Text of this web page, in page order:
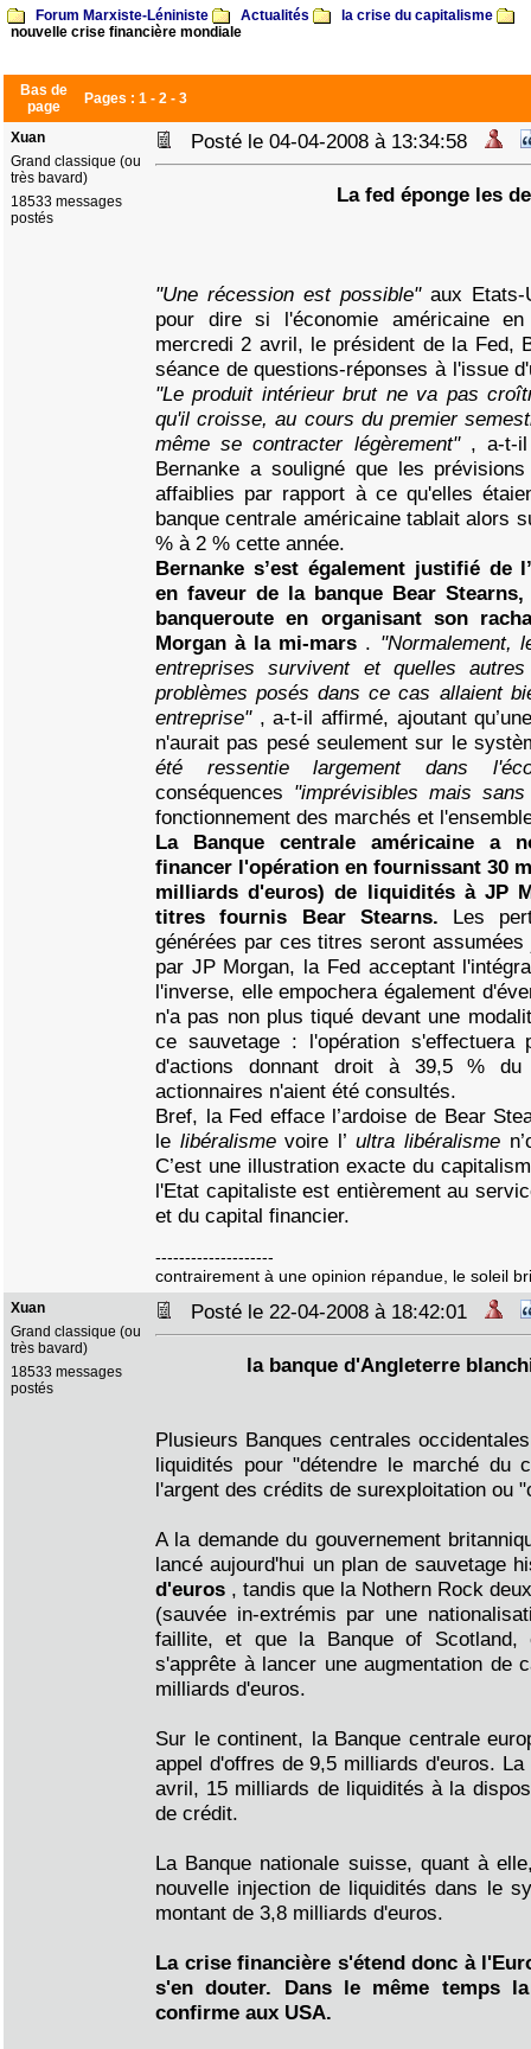
Forum Marxiste-Léniniste Actualités
la crise du capitalisme
nouvelle crise financière mondiale
Bas de
page
Pages : 1 - 2 - 3
Xuan
Grand classique (ou
très bavard)
18533 messages
postés
Posté le 04-04-2008 à 13:34:58
La fed éponge les
"Une récession est possible" aux
pour dire si l'économie américaine
mercredi 2 avril, le président de la Fed,
séance de questions-réponses à l'issue
"Le produit intérieur brut ne va pas
qu'il croisse, au cours du premier
même se contracter légèrement" , a-t-
Bernanke a souligné que les
affaiblies par rapport à ce qu'elles
banque centrale américaine tablait alors
% à 2 % cette année.
Bernanke s’est également justifié de
en faveur de la banque Bear
banqueroute en organisant son
Morgan à la mi-mars . "Normalement,
entreprises survivent et quelles
problèmes posés dans ce cas allaient
entreprise" , a-t-il affirmé, ajoutant
n'aurait pas pesé seulement sur le
été ressentie largement dans
conséquences "imprévisibles mais
fonctionnement des marchés et
La Banque centrale américaine a
financer l'opération en fournissant 30
milliards d'euros) de liquidités à JP
titres fournis Bear Stearns. Les
générées par ces titres seront
par JP Morgan, la Fed acceptant
l'inverse, elle empochera également
n'a pas non plus tiqué devant une
ce sauvetage : l'opération
d'actions donnant droit à 39,5 %
actionnaires n'aient été consultés.
Bref, la Fed efface l’ardoise de Bear
le libéralismevoire l’ ultra libéralisme
C’est une illustration exacte du
l'Etat capitaliste est entièrement au
et du capital financier.
--------------------
contrairement à une opinion répandue, le soleil
Xuan
Grand classique (ou
très bavard)
18533 messages
postés
Posté le 22-04-2008 à 18:42:01
la banque d'Angleterre
Plusieurs Banques centrales
liquidités pour "détendre le marché du
l'argent des crédits de surexploitation ou
A la demande du gouvernement
lancé aujourd'hui un plan de sauvetage
d'euros , tandis que la Nothern Rock
(sauvée in-extrémis par une
faillite, et que la Banque of Scotland,
s'apprête à lancer une augmentation de
milliards d'euros.
Sur le continent, la Banque centrale
appel d'offres de 9,5 milliards d'euros.
avril, 15 milliards de liquidités à la
de crédit.
La Banque nationale suisse, quant à
nouvelle injection de liquidités dans le
montant de 3,8 milliards d'euros.
La crise financière s'étend donc à
s'en douter. Dans le même temps
confirme aux USA.